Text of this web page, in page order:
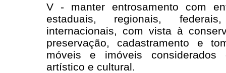
V - manter entrosamento com
estaduais, regionais,
internacionais, com vista à
preservação, cadastramento e
móveis e imóveis considerados
artístico e cultural.